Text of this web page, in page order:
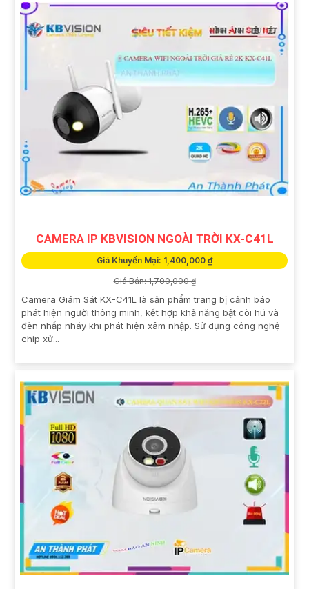
CAMERA IP KBVISION NGOÀI TRỜI KX-C41L
Giá Khuyến Mại: 1,400,000 ₫
Giá Bán: 1,700,000 ₫
Camera Giám Sát KX-C41L là sản phẩm trang bị cảnh báo
phát hiện người thông minh, kết hợp khả năng bật còi hú và
đèn nhấp nháy khi phát hiện xâm nhập. Sử dụng công nghệ
chip xử...